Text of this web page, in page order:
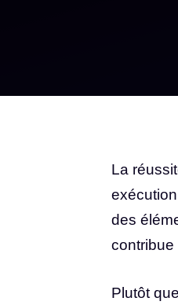
La
des
contribue
Plutôt